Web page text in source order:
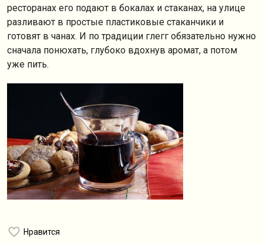
ресторанах его подают в бокалах и стаканах, на улице
разливают в простые пластиковые стаканчики и
готовят в чанах. И по традиции глегг обязательно нужно
сначала понюхать, глубоко вдохнув аромат, а потом
уже пить.
Нравится